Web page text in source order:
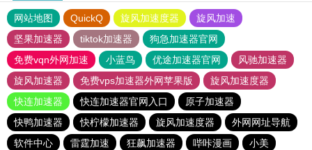
网站地图 QuickQ 旋风加速度器
旋风加速
坚果加速器
tiktok加速器
狗急加速器官网
免费vqn外网加速
小蓝鸟 优途加速器官网
风驰加速器
旋风加速器
免费vps加速器外网苹果版
旋风加速度器
快连加速器
快连加速器官网入口
原子加速器
快鸭加速器
快柠檬加速器 旋风加速度器
外网网址导航
软件中心
雷霆加速 狂飙加速器 哔咔漫画
小美